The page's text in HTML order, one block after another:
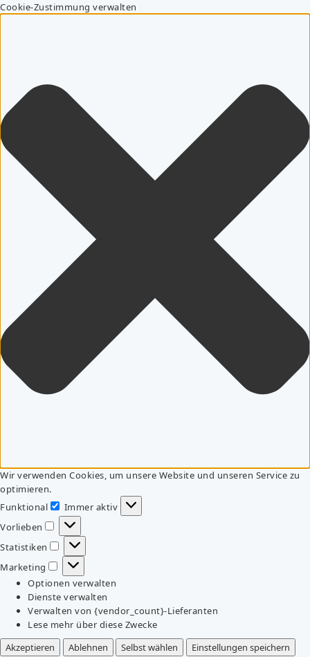
Cookie-Zustimmung verwalten
Wir verwenden Cookies, um unsere Website und unseren Service zu
optimieren.
Funktional
Funktional
Immer aktiv
Vorlieben
Vorlieben
Statistiken
Statistiken
Marketing
Marketing
Optionen verwalten
Dienste verwalten
Verwalten von {vendor_count}-Lieferanten
Lese mehr über diese Zwecke
Akzeptieren
Ablehnen Selbst wählen
Einstellungen speichern